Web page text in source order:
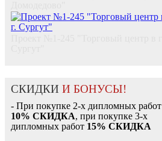
СКИДКИ И БОНУСЫ!
- При покупке 2-х дипломных работ
10% СКИДКА, при покупке 3-х
дипломных работ 15% СКИДКА